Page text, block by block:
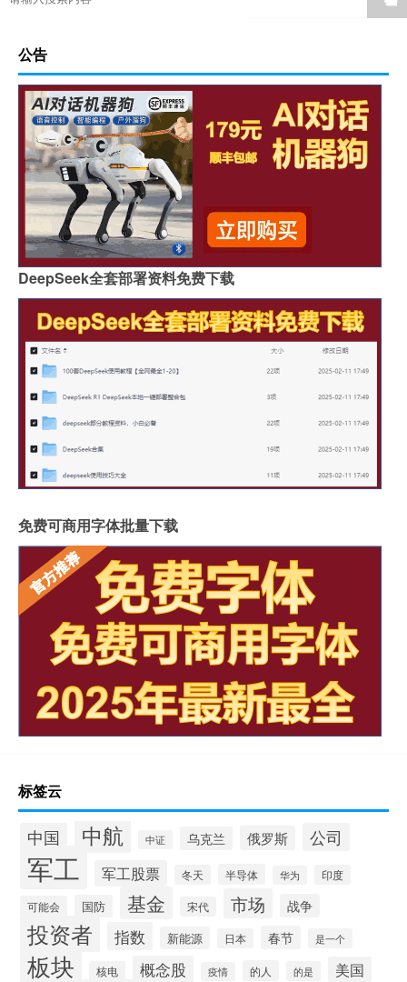
公告
DeepSeek全套部署资料免费下载
免费可商用字体批量下载
标签云
中国 中航 中证 乌克兰 俄罗斯 公司
军工 军工股票 冬天 半导体 华为 印度
可能会 国防 基金 宋代 市场 战争
投资者 指数 新能源 日本 春节 是一个
板块 核电 概念股 疫情 的人 的是 美国